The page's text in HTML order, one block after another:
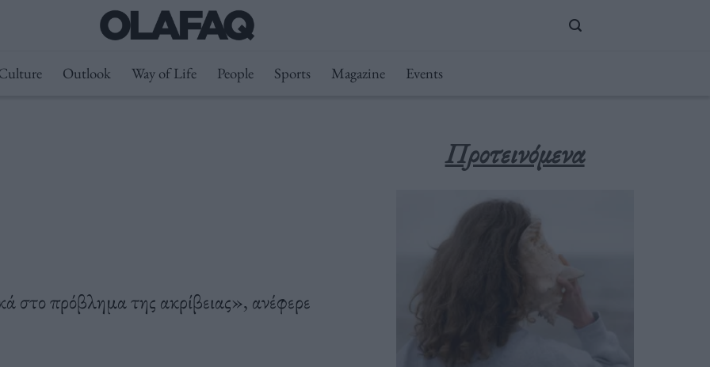
Outlook Way of Life People Sports Magazine Events
στο πρόβλημα της ακρίβειας», ανέφερε
Προτεινόμενα